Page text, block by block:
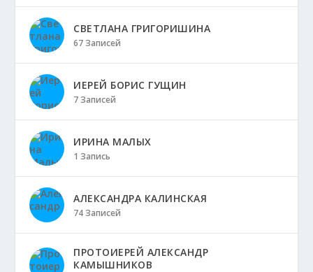
СВЕТЛАНА ГРИГОРИШИНА
67 Записей
ИЕРЕЙ БОРИС ГУЩИН
7 Записей
ИРИНА МАЛЫХ
1 Запись
АЛЕКСАНДРА КАЛИНСКАЯ
74 Записей
ПРОТОИЕРЕЙ АЛЕКСАНДР
КАМЫШНИКОВ